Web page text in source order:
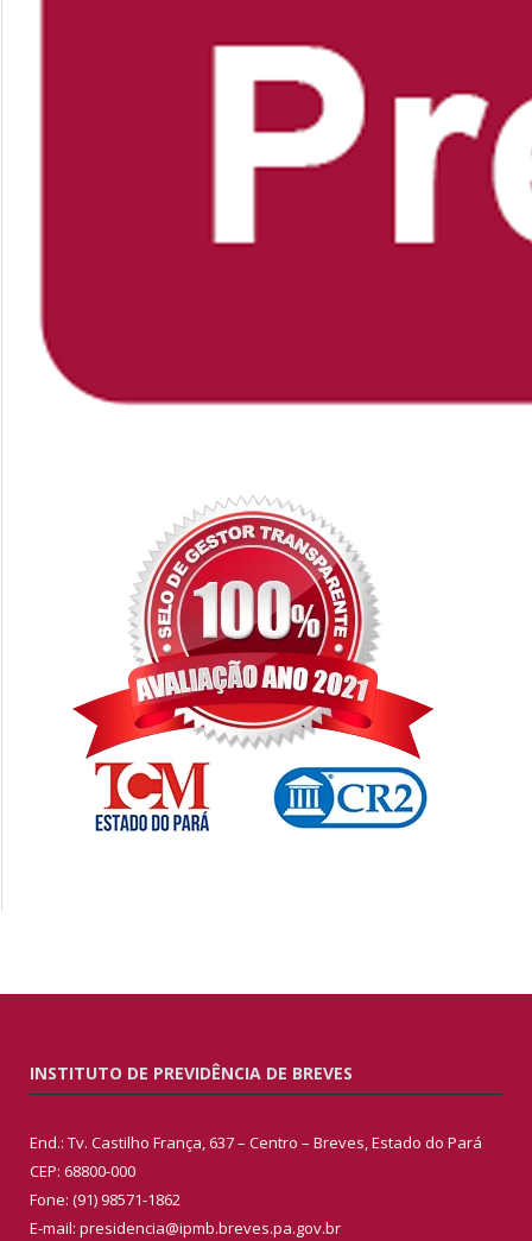
INSTITUTO DE PREVIDÊNCIA DE BREVES
End.: Tv. Castilho França, 637 – Centro – Breves, Estado do Pará
CEP: 68800-000
Fone: (91) 98571-1862
E-mail: presidencia@ipmb.breves.pa.gov.br